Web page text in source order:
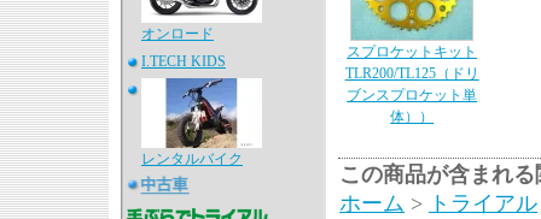
オンロード
I.TECH KIDS
レンタルバイク
スプロケットキット
TLR200/TL125（ドリ
ブンスプロケット単
体））
この商品が含まれ
ホーム > トライアル